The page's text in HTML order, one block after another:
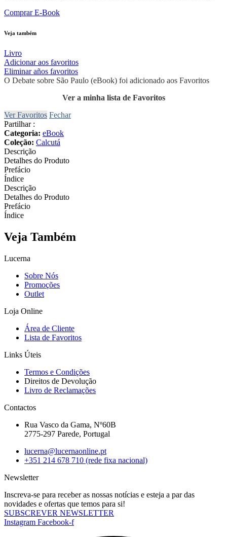
Comprar E-Book
Veja também
Livro
Adicionar aos favoritos
Eliminar años favoritos
O Debate sobre São Paulo (eBook) foi adicionado aos Favoritos
Ver a minha lista de Favoritos
Ver Favoritos Fechar
Partilhar :
Categoria: eBook
Coleção: Calcutá
Descrição
Detalhes do Produto
Prefácio
Índice
Descrição
Detalhes do Produto
Prefácio
Índice
Veja Também
Lucerna
Sobre Nós
Promoções
Outlet
Loja Online
Área de Cliente
Lista de Favoritos
Links Úteis
Termos e Condições
Direitos de Devolução
Livro de Reclamações
Contactos
Rua Vasco da Gama, Nº60B
2775-297 Parede, Portugal
lucerna@lucernaonline.pt
+351 214 678 710 (rede fixa nacional)
Newsletter
Inscreva-se para receber as nossas notícias e esteja a par das
novidades e ofertas que temos para si!
SUBSCREVER NEWSLETTER
Instagram Facebook-f